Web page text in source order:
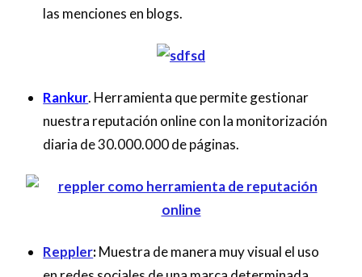
las menciones en blogs.
Rankur. Herramienta que permite gestionar
nuestra reputación online con la monitorización
diaria de 30.000.000 de páginas.
Reppler:Muestra de manera muy visual el uso